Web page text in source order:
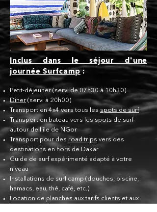
Inclus dans le séjour d'une
journée Surfcamp:
Petit-déjeuner(servi de 07h30 à 10h30)
Dîner (servi à 20h00)
Transport en 4x4 vers tous les spots de surf
Transport en bateau vers les spots de surf
autour de l'île de NGor
Transport pour des road trips vers des
destinations en hors de Dakar
Guide de surf expérimenté adapté à votre
niveau
Installations de surf camp (douches, piscine,
hamacs, eau, thé, café, etc.)
Location de planches aux tarifs clients et aux